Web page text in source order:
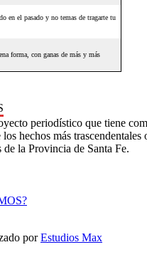
periodístico que tiene
hechos más trascendentales
la Provincia de Santa Fe.
porEstudios Max